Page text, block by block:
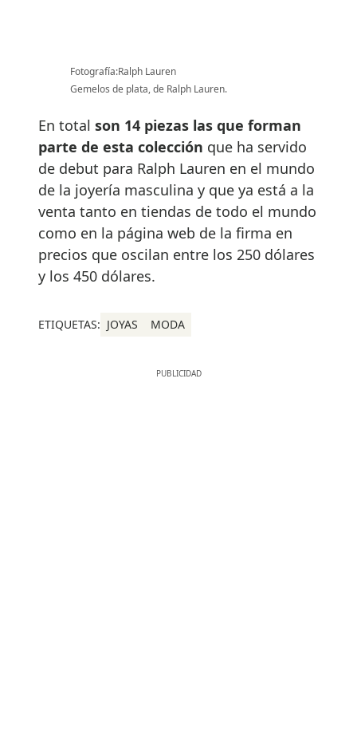
Fotografía:Ralph Lauren
Gemelos de plata, de Ralph Lauren.
En total son 14 piezas las que forman
parte de esta colección que ha servido
de debut para Ralph Lauren en el mundo
de la joyería masculina y que ya está a la
venta tanto en tiendas de todo el mundo
como en la página web de la firma en
precios que oscilan entre los 250 dólares
y los 450 dólares.
ETIQUETAS: JOYAS MODA